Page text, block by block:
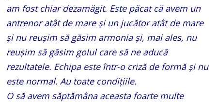
am fost chiar dezamăgit. Este păcat că avem un
antrenor atât de mare și un jucător atât de mare
și nu reușim să găsim armonia și, mai ales, nu
reușim să găsim golul care să ne aducă
rezultatele. Echipa este într-o criză de formă și nu
este normal. Au toate condițiile.
O să avem săptămâna aceasta foarte multe